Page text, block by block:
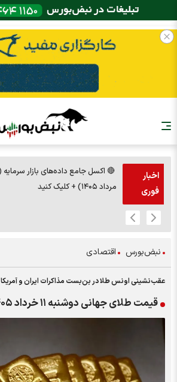
اخبار
فوری
مرداد ۱۴۰۵) + کلیک کنید
نبض‌بورس اقتصادی
عقب‌نشینی اونس طلا در بن‌بست مذاکرات ایران و آمریکا
قیمت طلای جهانی دوشنبه ۱۱ خرداد ۱۴۰۵